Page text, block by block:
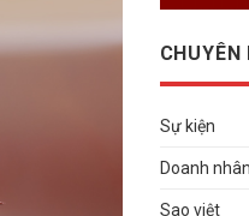
CHUYÊN
Sự kiện
Doanh nhân
Sao việt